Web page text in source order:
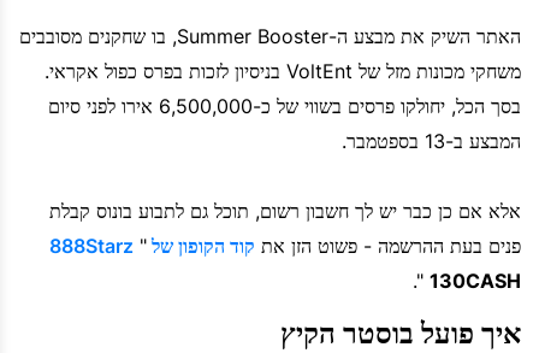
האתר השיק את מבצע ה-Summer Booster, בו שחקנים מסובבים
משחקי מכונות מזל של VoltEnt בניסיון לזכות בפרס כפול אקראי.
בסך הכל, יחולקו פרסים בשווי של כ-6,500,000 אירו לפני סיום
המבצע ב-13 בספטמבר.
אלא אם כן כבר יש לך חשבון רשום, תוכל גם לתבוע בונוס קבלת
פנים בעת ההרשמה - פשוט הזן את קוד הקופון של 888Starz "
130CASH
".
איך פועל בוסטר הקיץ